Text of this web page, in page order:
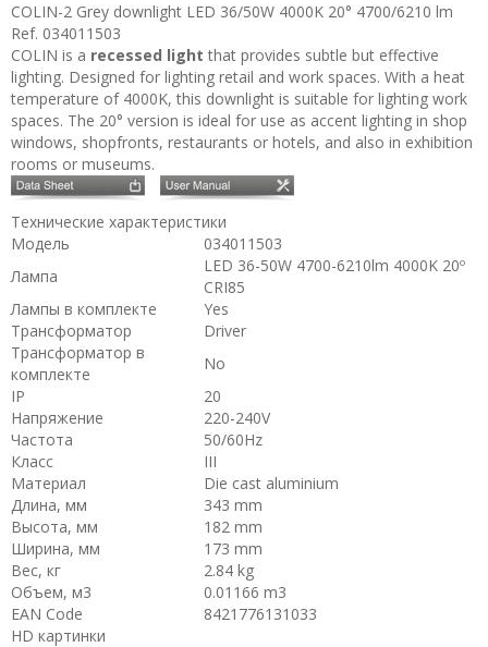
COLIN-2 Grey downlight LED 36/50W 4000K 20° 4700/6210 lm
Ref. 034011503
COLIN is a recessed light that provides subtle but effective
lighting. Designed for lighting retail and work spaces. With a heat
temperature of 4000K, this downlight is suitable for lighting work
spaces. The 20° version is ideal for use as accent lighting in shop
windows, shopfronts, restaurants or hotels, and also in exhibition
rooms or museums.
Технические характеристики
Модель
034011503
Лампа
LED 36-50W 4700-6210lm 4000K 20º
CRI85
Лампы в комплекте
Yes
Трансформатор
Driver
Трансформатор в
комплекте
No
IP
20
Напряжение
220-240V
Частота
50/60Hz
Класс
III
Материал
Die cast aluminium
Длина, мм
343 mm
Высота, мм
182 mm
Ширина, мм
173 mm
Вес, кг
2.84 kg
Объем, м3
0.01166 m3
EAN Code
8421776131033
HD картинки